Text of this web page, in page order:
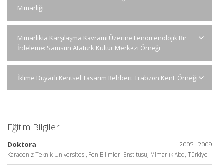
Mimarlığı
Mimarlıkta Karşılaşma Kavramı Üzerine Fenomenolojik Bir
İrdeleme: Samsun Atatürk Kültür Merkezi Örneği
İklime Duyarlı Kentsel Tasarım Rehberi: Trabzon Kenti Örneği
Eğitim Bilgileri
2005 - 2009
Doktora
Karadeniz Teknik Üniversitesi, Fen Bilimleri Enstitüsü, Mimarlık Abd, Türkiye